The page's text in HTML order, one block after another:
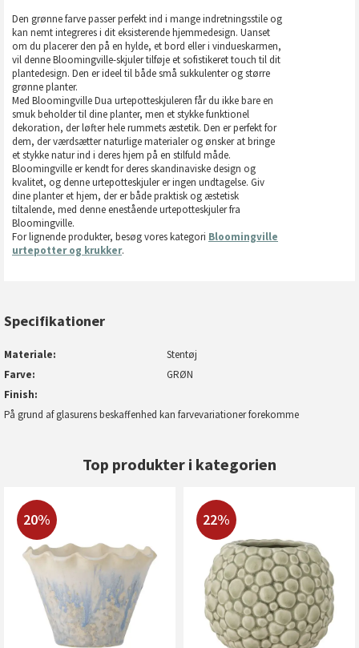
Den grønne farve passer perfekt ind i mange indretningsstile og
kan nemt integreres i dit eksisterende hjemmedesign. Uanset
om du placerer den på en hylde, et bord eller i vindueskarmen,
vil denne Bloomingville-skjuler tilføje et sofistikeret touch til dit
plantedesign. Den er ideel til både små sukkulenter og større
grønne planter.
Med Bloomingville Dua urtepotteskjuleren får du ikke bare en
smuk beholder til dine planter, men et stykke funktionel
dekoration, der løfter hele rummets æstetik. Den er perfekt for
dem, der værdsætter naturlige materialer og ønsker at bringe
et stykke natur ind i deres hjem på en stilfuld måde.
Bloomingville er kendt for deres skandinaviske design og
kvalitet, og denne urtepotteskjuler er ingen undtagelse. Giv
dine planter et hjem, der er både praktisk og æstetisk
tiltalende, med denne enestående urtepotteskjuler fra
Bloomingville.
For lignende produkter, besøg vores kategori Bloomingville
urtepotter og krukker.
Specifikationer
Materiale
Stentøj
Farve
GRØN
Finish
På grund af glasurens beskaffenhed kan farvevariationer forekomme
Top produkter i kategorien
20% 22%